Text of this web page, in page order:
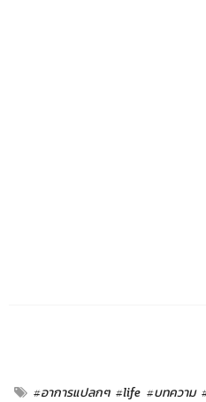
#อาการแปลกๆ #life #บทความ